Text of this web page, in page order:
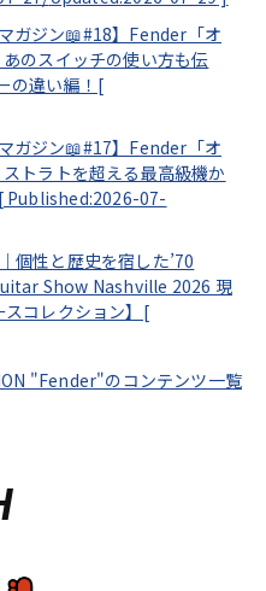
ガジン📖#18】Fender「オ
のスイッチの使い方も伝
の違い編！[
ガジン📖#17】Fender「オ
トラトを超える最高級機か
Published:2026-07-
個性と歴史を宿した’70
Show Nashville 2026 現
コレクション】[
"Fender"のコンテンツ一覧